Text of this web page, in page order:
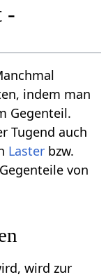
-
indem man
Gegenteil.
Tugend auch
Laster bzw.
von
wird zur